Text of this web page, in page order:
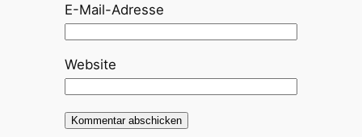
E-Mail-Adresse
Website